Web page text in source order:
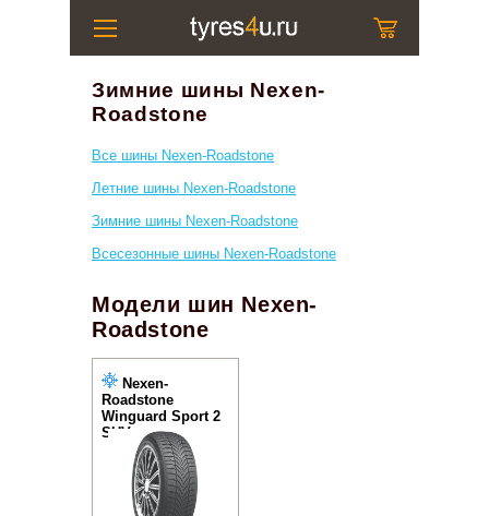
Зимние шины Nexen-
Roadstone
Все шины Nexen-Roadstone
Летние шины Nexen-Roadstone
Зимние шины Nexen-Roadstone
Всесезонные шины Nexen-Roadstone
Модели шин Nexen-
Roadstone
Nexen-
Roadstone
Winguard Sport 2
SUV